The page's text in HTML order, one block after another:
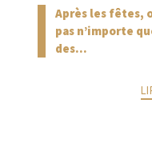
Après les fêtes,
pas n’importe
des...